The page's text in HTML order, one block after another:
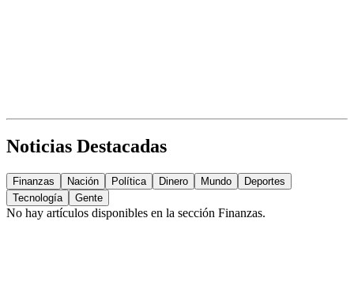
Noticias Destacadas
Finanzas Nación Política Dinero Mundo
Deportes
Tecnología
Gente
No hay artículos disponibles en la sección Finanzas.